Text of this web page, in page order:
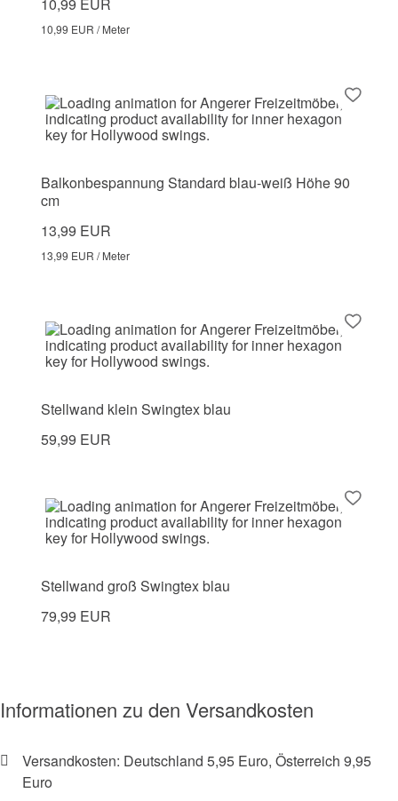
10,99 EUR
10,99 EUR / Meter
Balkonbespannung Standard blau-weiß Höhe 90
cm
13,99 EUR
13,99 EUR / Meter
Stellwand klein Swingtex blau
59,99 EUR
Stellwand groß Swingtex blau
79,99 EUR
Informationen zu den Versandkosten
Versandkosten: Deutschland 5,95 Euro, Österreich 9,95
Euro